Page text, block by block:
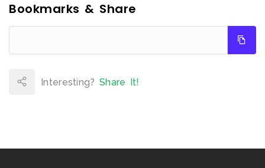
Bookmarks & Share
Interesting? Share It!